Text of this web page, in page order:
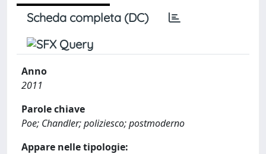
Scheda completa (DC)
Anno
2011
Parole chiave
Poe; Chandler; poliziesco; postmoderno
Appare nelle tipologie: